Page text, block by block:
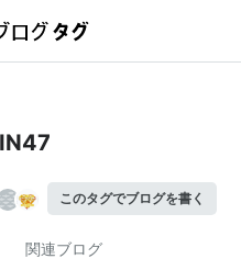
このタグでブログを書く
関連ブログ